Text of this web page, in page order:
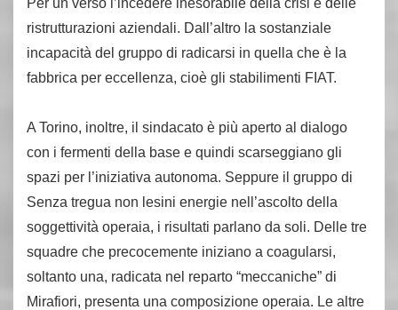
Per un verso l’incedere inesorabile della crisi e delle
ristrutturazioni aziendali. Dall’altro la sostanziale
incapacità del gruppo di radicarsi in quella che è la
fabbrica per eccellenza, cioè gli stabilimenti FIAT.
A Torino, inoltre, il sindacato è più aperto al dialogo
con i fermenti della base e quindi scarseggiano gli
spazi per l’iniziativa autonoma. Seppure il gruppo di
Senza tregua non lesini energie nell’ascolto della
soggettività operaia, i risultati parlano da soli. Delle tre
squadre che precocemente iniziano a coagularsi,
soltanto una, radicata nel reparto “meccaniche” di
Mirafiori, presenta una composizione operaia. Le altre